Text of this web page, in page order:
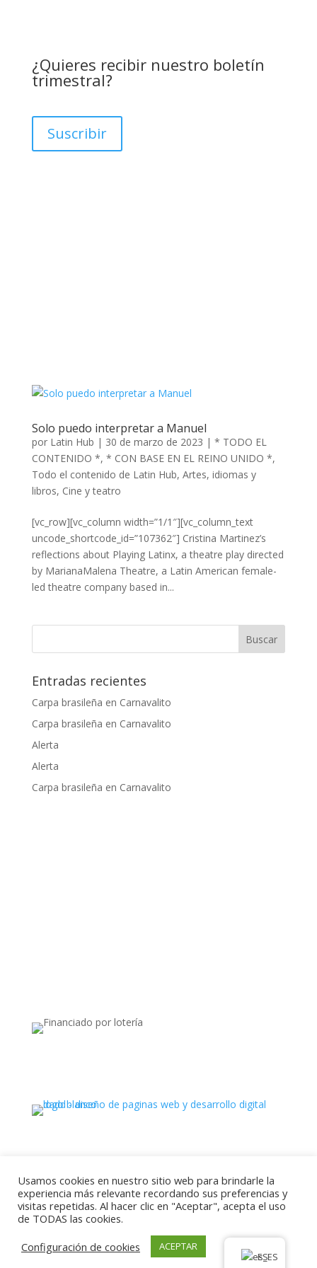
¿Quieres recibir nuestro boletín
trimestral?
Suscribir
Solo puedo interpretar a Manuel
por Latin Hub | 30 de marzo de 2023 | * TODO EL
CONTENIDO *, * CON BASE EN EL REINO UNIDO *,
Todo el contenido de Latin Hub, Artes, idiomas y
libros, Cine y teatro
[vc_row][vc_column width=”1/1″][vc_column_text
uncode_shortcode_id=”107362″] Cristina Martinez’s
reflections about Playing Latinx, a theatre play directed
by MarianaMalena Theatre, a Latin American female-
led theatre company based in...
Entradas recientes
Carpa brasileña en Carnavalito
Carpa brasileña en Carnavalito
Alerta
Alerta
Carpa brasileña en Carnavalito
Ⓒ Todos los derechos reservados. Latin Hub 2025
.
Usamos cookies en nuestro sitio web para brindarle la
experiencia más relevante recordando sus preferencias y
visitas repetidas. Al hacer clic en "Aceptar", acepta el uso
de TODAS las cookies.
Configuración de cookies
ACEPTAR
ES